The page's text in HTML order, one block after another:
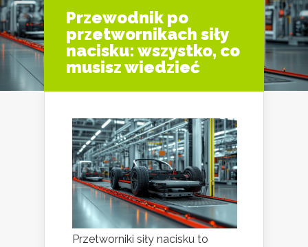
Przewodnik po
przetwornikach siły
nacisku: wszystko, co
musisz wiedzieć
Przetworniki siły nacisku to